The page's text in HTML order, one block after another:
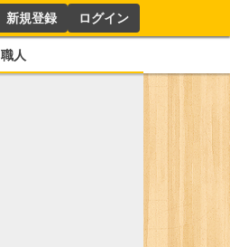
新規登録 ログイン
職人